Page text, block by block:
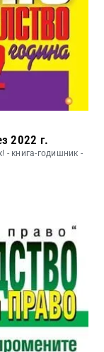
2022 г.
- книга-годишник -